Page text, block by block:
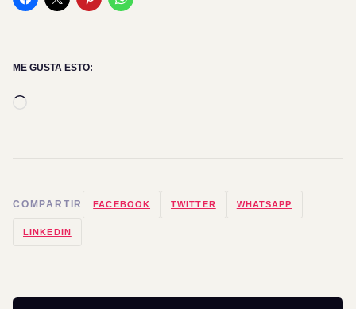
ME GUSTA ESTO:
COMPARTIR FACEBOOK TWITTER WHATSAPP
LINKEDIN